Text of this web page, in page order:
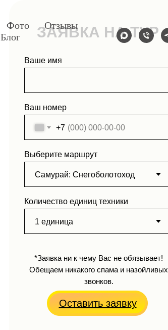
Фото
Отзывы
Блог ЗАЯВКА НА ТУР
Оставить заявку
*Заявка ни к чему Вас не обязывает!
Обещаем никакого спама и назойливых
звонков.
Ваше имя
Ваш номер
+7
Выберите маршрут
Количество единиц техники